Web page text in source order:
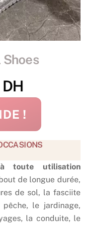
!
à toute utilisation
de longue durée,
de sol, la fasciite
le jardinage,
la conduite, le